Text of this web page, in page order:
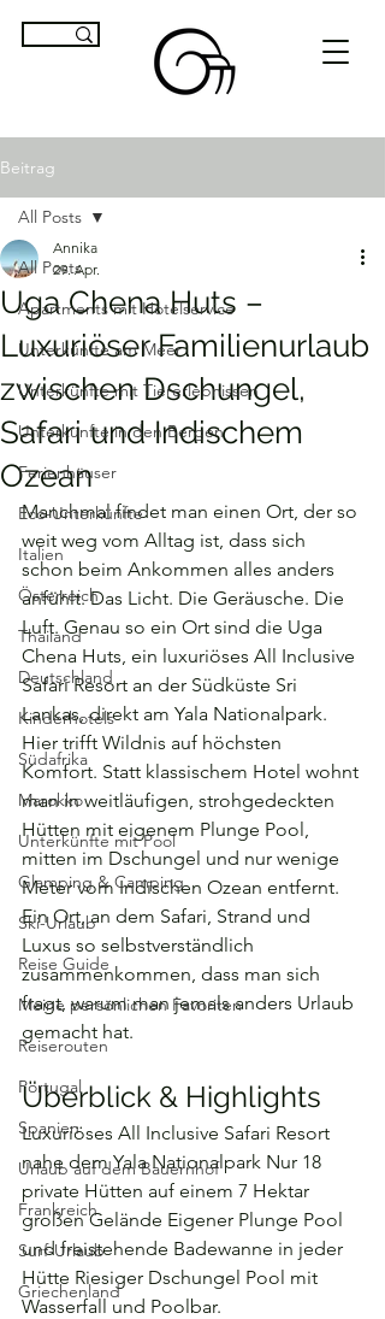
Beitrag
All Posts
Apartments mit Hotelservice
Unterkünfte am Meer
Unterkünfte mit Tiererlebnissen
Unterkünfte in den Bergen
Ferienhäuser
Eco-Unterkünfte
Italien
Österreich
Thailand
Deutschland
Kinderhotels
Südafrika
Marokko
Unterkünfte mit Pool
Glamping & Camping
Ski-Urlaub
Reise Guide
Meine persönlichen Favoriten
Reiserouten
Portugal
Spanien
Urlaub auf dem Bauernhof
Frankreich
Surf-Urlaub
Griechenland
All Posts
Uga Chena Huts –
Luxuriöser Familienurlaub
zwischen Dschungel,
Safari und Indischem
Ozean
Annika
29. Apr.
Manchmal findet man einen Ort, der so
weit weg vom Alltag ist, dass sich
schon beim Ankommen alles anders
anfühlt. Das Licht. Die Geräusche. Die
Luft. Genau so ein Ort sind die Uga
Chena Huts, ein luxuriöses All Inclusive
Safari Resort an der Südküste Sri
Lankas, direkt am Yala Nationalpark.
Hier trifft Wildnis auf höchsten
Komfort. Statt klassischem Hotel wohnt
man in weitläufigen, strohgedeckten
Hütten mit eigenem Plunge Pool,
mitten im Dschungel und nur wenige
Meter vom Indischen Ozean entfernt.
Ein Ort, an dem Safari, Strand und
Luxus so selbstverständlich
zusammenkommen, dass man sich
fragt, warum man jemals anders Urlaub
gemacht hat.
Überblick & Highlights
Luxuriöses All Inclusive Safari Resort
nahe dem Yala Nationalpark Nur 18
private Hütten auf einem 7 Hektar
großen Gelände Eigener Plunge Pool
und freistehende Badewanne in jeder
Hütte Riesiger Dschungel Pool mit
Wasserfall und Poolbar.